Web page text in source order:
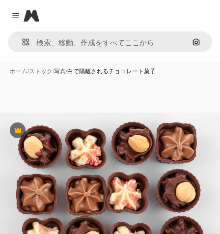
Close menu
Magnific
画像で
ホーム/ストック/写真/白で隔離されるチョコレート菓子
Premium